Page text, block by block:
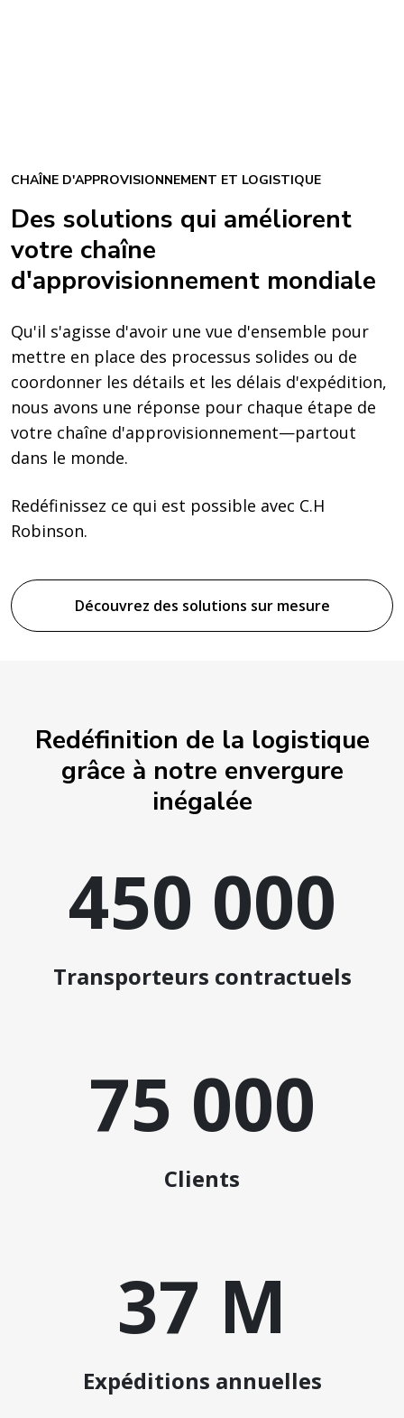
CHAÎNE D'APPROVISIONNEMENT ET LOGISTIQUE
Des solutions qui améliorent
votre chaîne
d'approvisionnement mondiale
Qu'il s'agisse d'avoir une vue d'ensemble pour
mettre en place des processus solides ou de
coordonner les détails et les délais d'expédition,
nous avons une réponse pour chaque étape de
votre chaîne d'approvisionnement—partout
dans le monde.
Redéfinissez ce qui est possible avec C.H
Robinson.
Découvrez des solutions sur mesure
Redéfinition de la logistique
grâce à notre envergure
inégalée
450 000
Transporteurs contractuels
75 000
Clients
37 M
Expéditions annuelles